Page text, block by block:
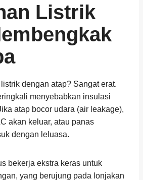
Listrik
dengan atap? Sangat erat.
menyebabkan insulasi
atap bocor udara (air leakage),
akan keluar, atau panas
dengan leluasa.
bekerja ekstra keras untuk
yang berujung pada lonjakan